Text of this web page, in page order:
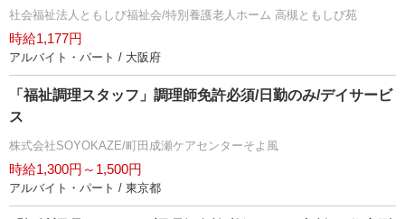
社会福祉法人ともしび福祉会/特別養護老人ホーム 高槻ともしび苑
時給1,177円
アルバイト・パート / 大阪府
「福祉調理スタッフ」調理師免許必須/日勤のみ/デイサービ
ス
株式会社SOYOKAZE/町田成瀬ケアセンターそよ風
時給1,300円～1,500円
アルバイト・パート / 東京都